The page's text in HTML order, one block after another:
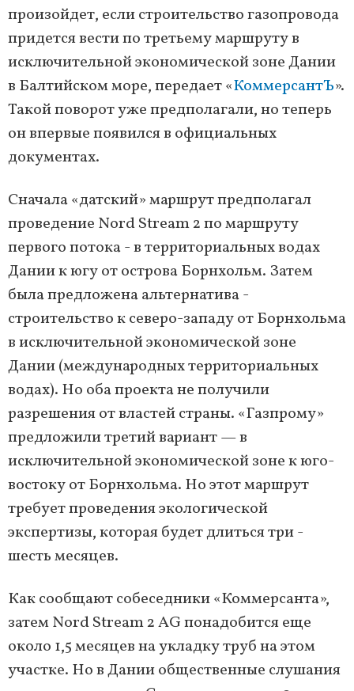
произойдет, если строительство газопровода
придется вести по третьему маршруту в
исключительной экономической зоне Дании
в Балтийском море, передает «КоммерсантЪ».
Такой поворот уже предполагали, но теперь
он впервые появился в официальных
документах.
Сначала «датский» маршрут предполагал
проведение Nord Stream 2 по маршруту
первого потока - в территориальных водах
Дании к югу от острова Борнхольм. Затем
была предложена альтернатива -
строительство к северо-западу от Борнхольма
в исключительной экономической зоне
Дании (международных территориальных
водах). Но оба проекта не получили
разрешения от властей страны. «Газпрому»
предложили третий вариант — в
исключительной экономической зоне к юго-
востоку от Борнхольма. Но этот маршрут
требует проведения экологической
экспертизы, которая будет длиться три -
шесть месяцев.
Как сообщают собеседники «Коммерсанта»,
затем Nord Stream 2 AG понадобится еще
около 1,5 месяцев на укладку труб на этом
участке. Но в Дании общественные слушания